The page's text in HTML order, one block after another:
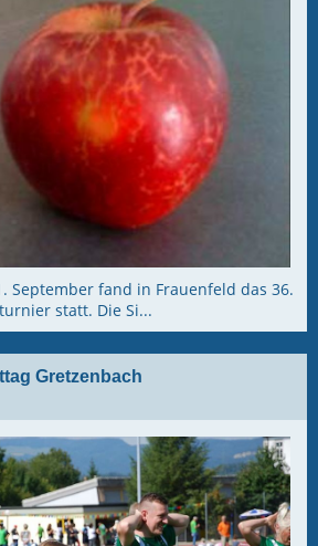
September fand in Frauenfeld das 36.
statt. Die Si...
Gretzenbach